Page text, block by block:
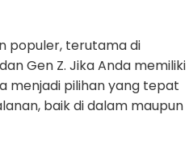
populer, terutama di
Gen Z. Jika Anda memiliki
menjadi pilihan yang tepat
baik di dalam maupun